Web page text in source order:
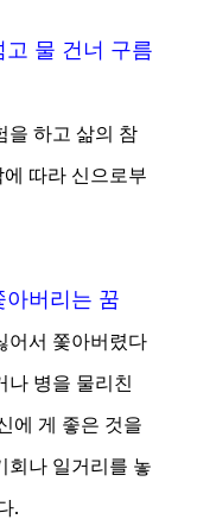
물 건너 구름
을 하고 삶의 참
따라 신으로부
버리는 꿈
어서 쫓아버렸다
나 병을 물리친
에 게 좋은 것을
회나 일거리를 놓
.